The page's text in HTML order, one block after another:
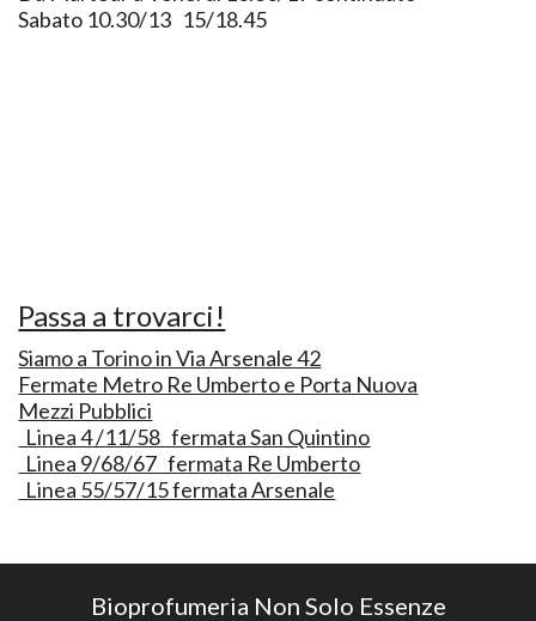
Sabato 10.30/13 15/18.45
Passa a trovarci!
Siamo a Torino in Via Arsenale 42
Fermate Metro Re Umberto e Porta Nuova
Mezzi Pubblici
Linea 4 /11/58 fermata San Quintino
Linea 9/68/67 fermata Re Umberto
Linea 55/57/15 fermata Arsenale
Bioprofumeria Non Solo Essenze